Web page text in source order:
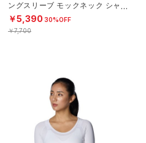
ングスリーブ モックネック シャツ
（ゴルフ/WOMEN）
￥5,390 30%OFF
￥7,700